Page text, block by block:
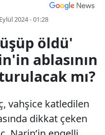
2024 - 01:28
öldü'
ablasının
mı?
vahşice katledilen
dikkat çeken